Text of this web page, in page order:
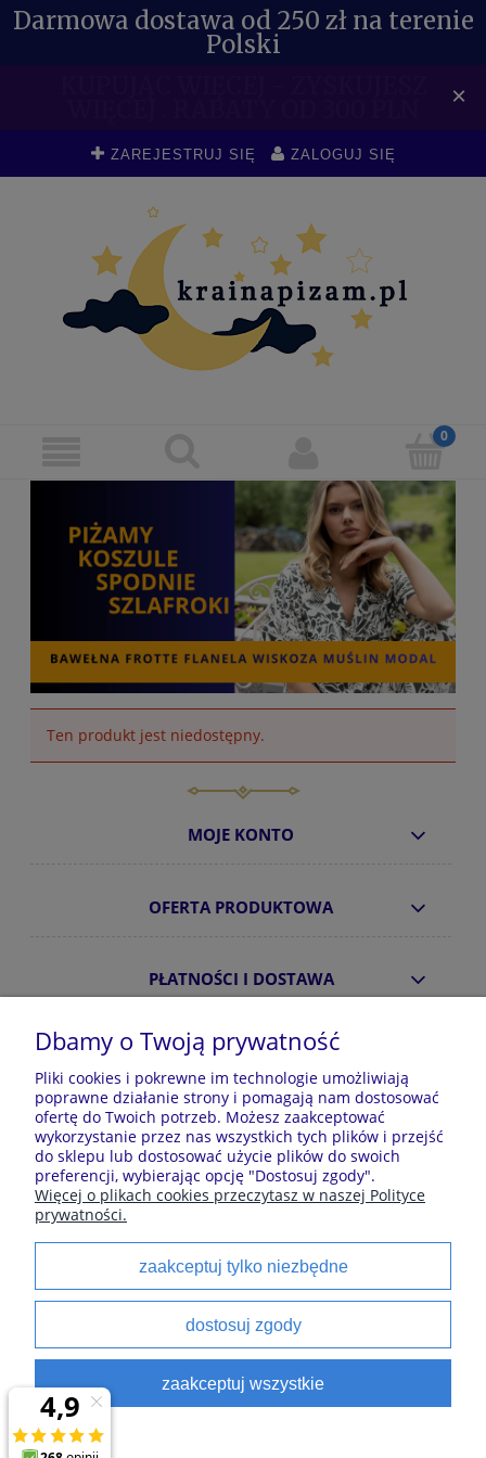
Darmowa dostawa od 250 zł na terenie
Polski
×
ZAREJESTRUJ SIĘ ZALOGUJ SIĘ
Ten produkt jest niedostępny.
MOJE KONTO
OFERTA PRODUKTOWA
PŁATNOŚCI I DOSTAWA
INFORMACJE
O NAS
Sklep z piżamami Kraina Piżam | Plac Zwycięstwa 7, 28-
100 Busko-Zdrój | E-mail: krainapizam@gmail.com | Tel.
602 809 945 | NIP: 6551814701 | REGON: 528344498
Polecane kategorie
Szlaforki dla dzieci
Piżamy damskie
Piżamy męskie
Koszule noce
Dbamy o Twoją prywatność
Pliki cookies i pokrewne im technologie umożliwiają
poprawne działanie strony i pomagają nam dostosować
ofertę do Twoich potrzeb. Możesz zaakceptować
wykorzystanie przez nas wszystkich tych plików i przejść
do sklepu lub dostosować użycie plików do swoich
preferencji, wybierając opcję "Dostosuj zgody".
Więcej o plikach cookies przeczytasz w naszej Polityce
prywatności.
zaakceptuj tylko niezbędne
dostosuj zgody
zaakceptuj wszystkie